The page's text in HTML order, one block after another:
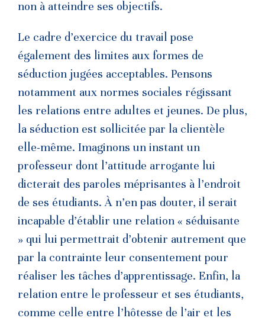
non à atteindre ses objectifs.
Le cadre d’exercice du travail pose
également des limites aux formes de
séduction jugées acceptables. Pensons
notamment aux normes sociales régissant
les relations entre adultes et jeunes. De plus,
la séduction est sollicitée par la clientèle
elle-même. Imaginons un instant un
professeur dont l’attitude arrogante lui
dicterait des paroles méprisantes à l’endroit
de ses étudiants. À n’en pas douter, il serait
incapable d’établir une relation « séduisante
» qui lui permettrait d’obtenir autrement que
par la contrainte leur consentement pour
réaliser les tâches d’apprentissage. Enfin, la
relation entre le professeur et ses étudiants,
comme celle entre l’hôtesse de l’air et les